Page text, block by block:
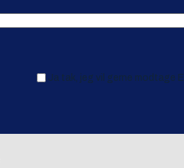
Ja tak, jeg vil gerne modtage